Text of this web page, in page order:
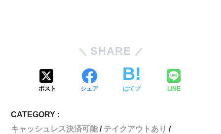
SHARE
ポスト シェア はてブ LINE
CATEGORY :
キャッシュレス決済可能
テイクアウトあり